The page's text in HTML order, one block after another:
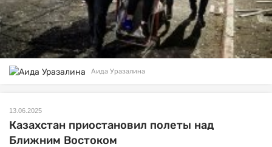
Аида Уразалина
13.06.2025
Казахстан приостановил полеты над
Ближним Востоком